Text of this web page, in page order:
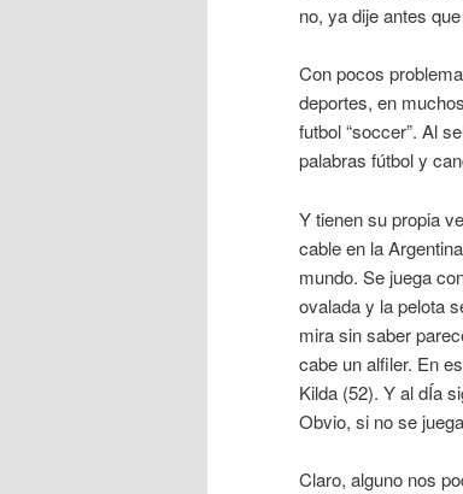
no, ya dije antes
Con pocos
deportes, en
futbol “soccer”. Al
palabras fútbol y
Y tienen su propia
cable en la
mundo. Se juega
ovalada y la pelota
mira sin saber
cabe un alfiler. En
Kilda (52). Y al dÍa
Obvio, si no se
Claro, alguno nos